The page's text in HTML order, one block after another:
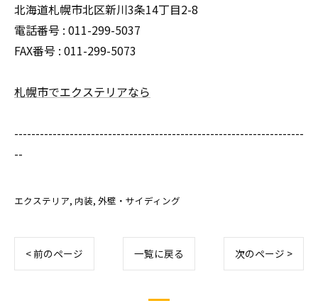
北海道札幌市北区新川3条14丁目2-8
電話番号 : 011-299-5037
FAX番号 : 011-299-5073
札幌市でエクステリアなら
--------------------------------------------------------------------
--
エクステリア 内装 外壁・サイディング
< 前のページ 一覧に戻る 次のページ >